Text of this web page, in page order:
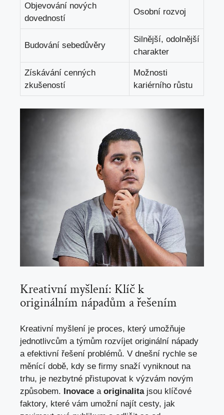
Objevování nových
dovedností
Osobní rozvoj
Budování sebedůvěry
Silnější, odolnější
charakter
Získávání cenných
zkušeností
Možnosti
kariérního růstu
Kreativní myšlení: Klíč k
originálním nápadům a řešením
Kreativní myšlení je proces, který umožňuje
jednotlivcům a týmům rozvíjet originální nápady
a efektivní řešení problémů. V dnešní rychle se
měnící době, kdy se firmy snaží vyniknout na
trhu, je nezbytné přistupovat k výzvám novým
způsobem. Inovace a originalitajsou klíčové
faktory, které vám umožní najít cesty, jak